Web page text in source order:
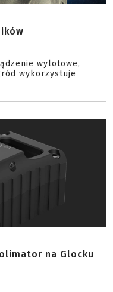
wylotowe,
wykorzystuje
na Glocku